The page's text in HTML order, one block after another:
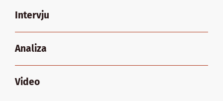
Intervju
Analiza
Video